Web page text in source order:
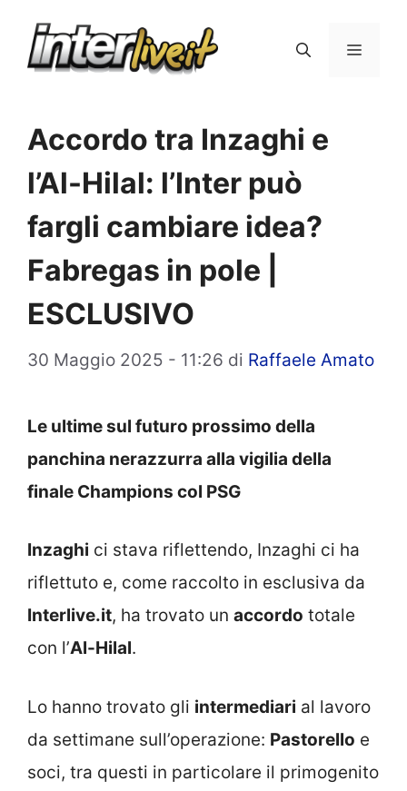
Menu
Accordo tra Inzaghi e
l’Al-Hilal: l’Inter può
fargli cambiare idea?
Fabregas in pole |
ESCLUSIVO
30 Maggio 2025 - 11:26 di Raffaele Amato
Le ultime sul futuro prossimo della
panchina nerazzurra alla vigilia della
finale Champions col PSG
Inzaghi ci stava riflettendo, Inzaghi ci ha
riflettuto e, come raccolto in esclusiva da
Interlive.it, ha trovato un accordo totale
con l’Al-Hilal.
Lo hanno trovato gli intermediari al lavoro
da settimane sull’operazione: Pastorello e
soci, tra questi in particolare il primogenito